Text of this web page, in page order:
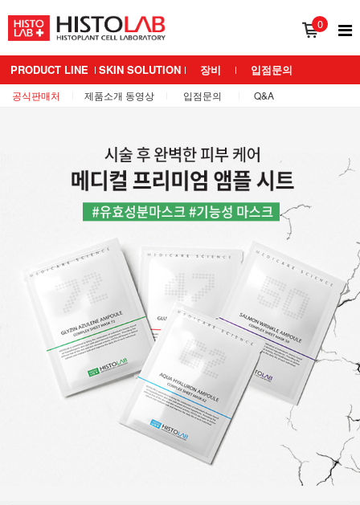
0
PRODUCT LINE SKIN SOLUTION 장비
입점문의
BRAND 소개
MEDIANS LAB
공식판매처 제품소개 동영상 입점문의 Q&A